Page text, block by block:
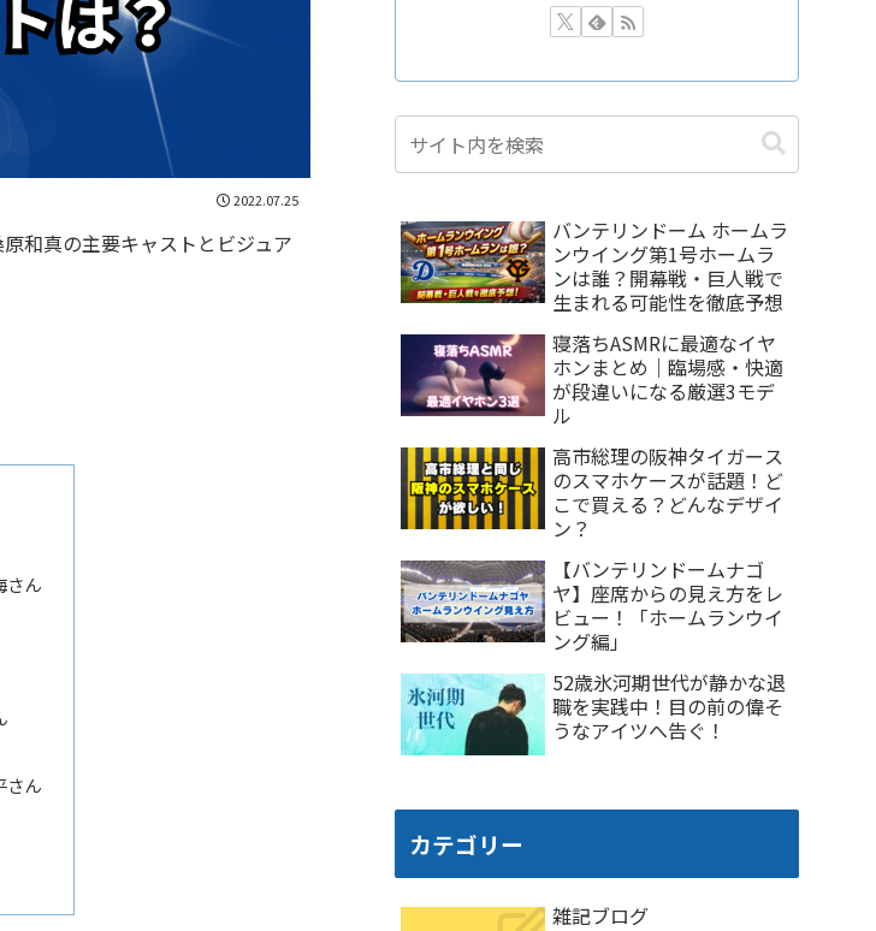
2022.07.25
和真の主要キャストとビジュア
さん
さん
バンテリンドーム ホームラ
ンウイング第1号ホームラ
ンは誰？開幕戦・巨人戦で
生まれる可能性を徹底予想
寝落ちASMRに最適なイヤ
ホンまとめ｜臨場感・快適
が段違いになる厳選3モデ
ル
高市総理の阪神タイガース
のスマホケースが話題！ど
こで買える？どんなデザイ
ン？
【バンテリンドームナゴ
ヤ】座席からの見え方をレ
ビュー！「ホームランウイ
ング編」
52歳氷河期世代が静かな退
職を実践中！目の前の偉そ
うなアイツへ告ぐ！
カテゴリー
雑記ブログ